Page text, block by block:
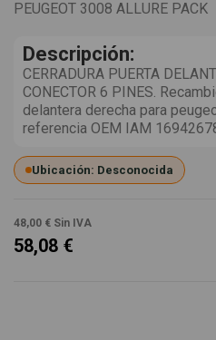
PEUGEOT 3008 ALLURE PACK
Descripción:
CERRADURA PUERTA
CONECTOR 6 PINES.
delantera derecha para
referencia OEM IAM
Ubicación: Desconocida
48,00 € Sin IVA
58,08 €